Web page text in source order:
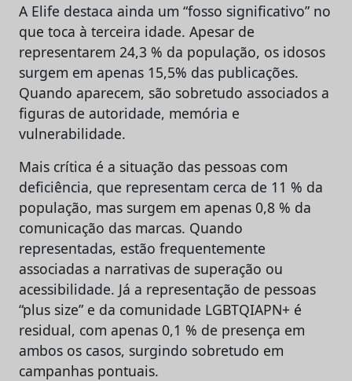
A Elife destaca ainda um “fosso significativo” no
que toca à terceira idade. Apesar de
representarem 24,3 % da população, os idosos
surgem em apenas 15,5% das publicações.
Quando aparecem, são sobretudo associados a
figuras de autoridade, memória e
vulnerabilidade.
Mais crítica é a situação das pessoas com
deficiência, que representam cerca de 11 % da
população, mas surgem em apenas 0,8 % da
comunicação das marcas. Quando
representadas, estão frequentemente
associadas a narrativas de superação ou
acessibilidade. Já a representação de pessoas
“plus size” e da comunidade LGBTQIAPN+ é
residual, com apenas 0,1 % de presença em
ambos os casos, surgindo sobretudo em
campanhas pontuais.